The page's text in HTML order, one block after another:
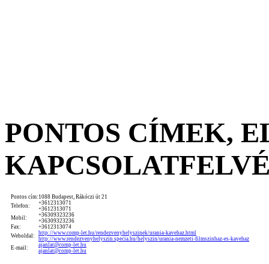
PONTOS CÍMEK,
Pontos cím: 1088 Budapest, Rákóczi út 21
Telefon:
+3612313071
+3612313071
Mobil:
+36309323236
+36309323236
Fax:
+3612313074
Weboldal:
http://www.comp-let.hu/rendezvenyhelyszinek/urania-kavehaz.html
http://www.rendezvenyhelyszin.specia.hu/helyszin/urania-nemzeti-filmszinhaz-es-kavehaz
E-mail:
ajanlat@comp-let.hu
ajanlat@comp-let.hu